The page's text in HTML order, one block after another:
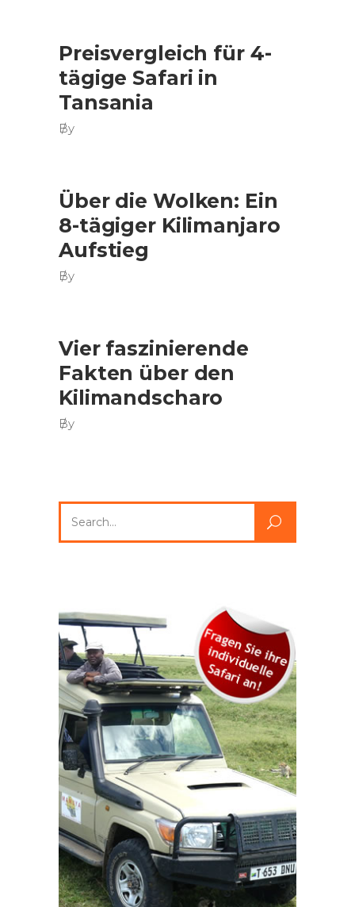
Preisvergleich für 4-
tägige Safari in
Tansania
By
Über die Wolken: Ein
8-tägiger Kilimanjaro
Aufstieg
By
Vier faszinierende
Fakten über den
Kilimandscharo
By
for: